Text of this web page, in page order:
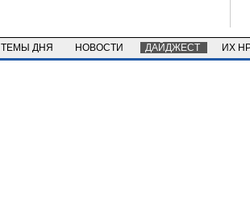
ТЕМЫ ДНЯ НОВОСТИ ДАЙДЖЕСТ ИХ